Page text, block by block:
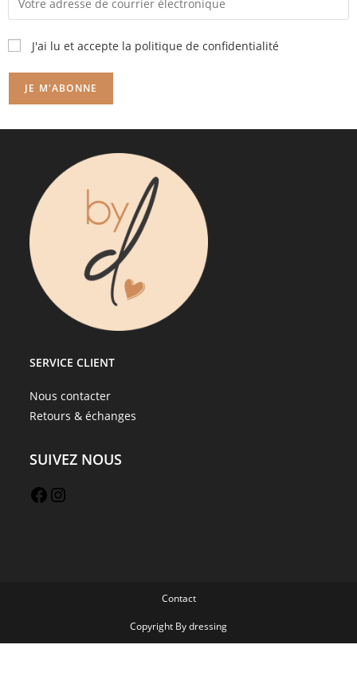
J'ai lu et accepte la politique de confidentialité
SERVICE CLIENT
Nous contacter
Retours & échanges
SUIVEZ NOUS
Contact
Copyright By dressing